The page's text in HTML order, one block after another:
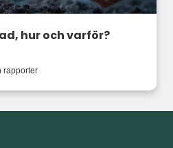
hur och varför?
rapporter